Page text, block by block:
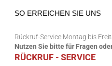
SO ERREICHEN SIE UNS
Rückruf-Service Montag bis
Nutzen Sie bitte für Fragen
RÜCKRUF - SERVICE